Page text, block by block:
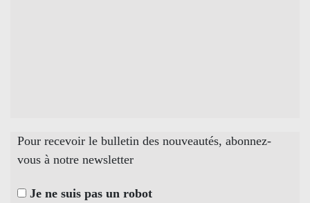
Pour recevoir le bulletin des nouveautés, abonnez-
vous à notre newsletter
Je ne suis pas un robot